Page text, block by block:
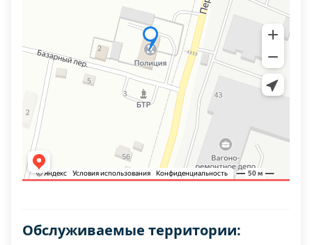
Обслуживаемые территории: